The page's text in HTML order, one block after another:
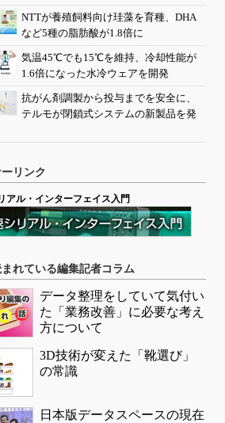
NTTが養殖飼料向け珪藻を育種、DHA
など5種の脂肪酸が1.8倍に
気温45℃でも15℃を維持、冷却性能が
1.6倍になった水冷ウェアを開発
抗がん剤調製から投与までを安全に、
テルモが閉鎖式システムの新製品を発
リンク
アル・インターフェイス入門
れている編集記者コラム
データ整理をしていて気付い
た「業務改善」に必要な考え
方について
3D技術が変えた「靴選び」
の常識
日本版データスペースの現在